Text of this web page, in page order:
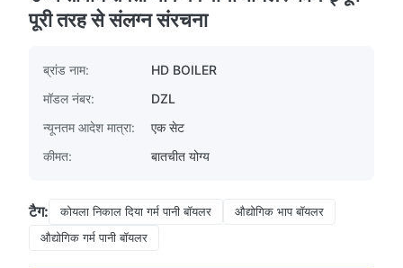
पूरी तरह से संलग्न संरचना
ब्रांड नाम:
HD BOILER
मॉडल नंबर:
DZL
न्यूनतम आदेश मात्रा:
एक सेट
कीमत:
बातचीत योग्य
टैग: कोयला निकाल दिया गर्म पानी बॉयलर
औद्योगिक भाप बॉयलर
औद्योगिक गर्म पानी बॉयलर